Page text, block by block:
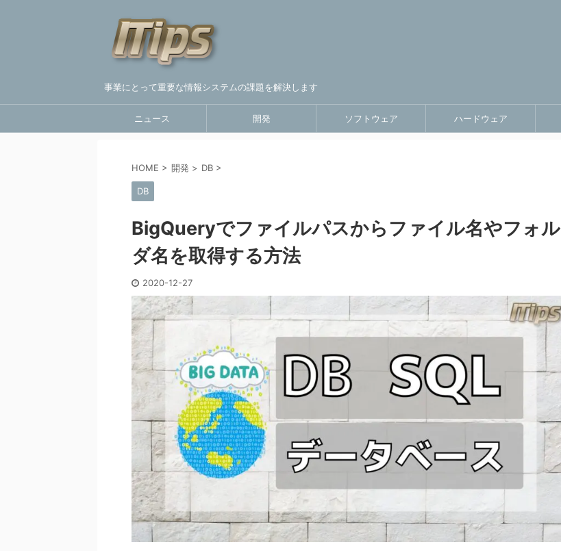
事業にとって重要な情報システムの課題を解決します
ニュース 開発 ソフトウェア ハードウェア
HOME > 開発 > DB >
DB
BigQueryでファイルパスからファイル名やフォル
ダ名を取得する方法
2020-12-27